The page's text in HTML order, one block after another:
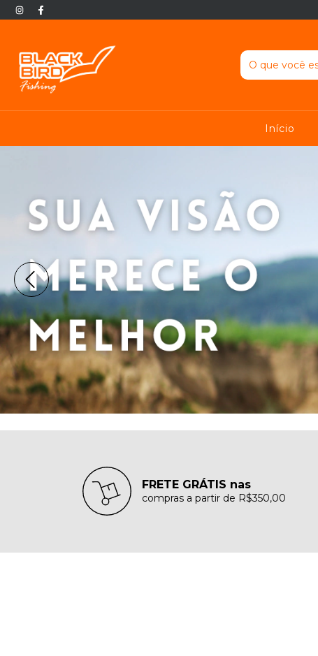
Início
FRETE GRÁTIS nas
compras a partir de R$350,00